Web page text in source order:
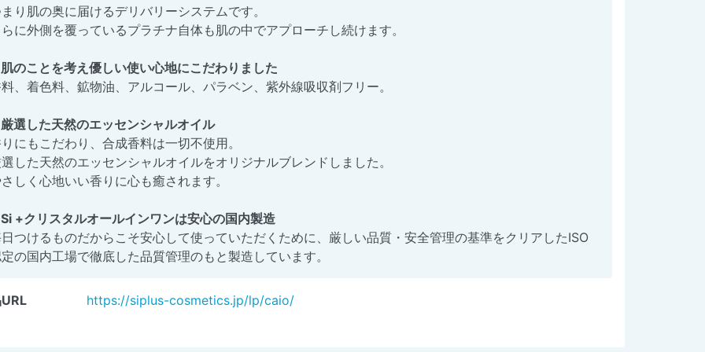
り肌の奥に届けるデリバリーシステムです。
に外側を覆っているプラチナ自体も肌の中でアプローチし続けます。
のことを考え優しい使い心地にこだわりました
、着色料、鉱物油、アルコール、パラベン、紫外線吸収剤フリー。
選した天然のエッセンシャルオイル
にもこだわり、合成香料は一切不使用。
した天然のエッセンシャルオイルをオリジナルブレンドしました。
しく心地いい香りに心も癒されます。
+クリスタルオールインワンは安心の国内製造
つけるものだからこそ安心して使っていただくために、厳しい品質・安全管理の基準をクリアしたISO
の国内工場で徹底した品質管理のもと製造しています。
https://siplus-cosmetics.jp/lp/caio/